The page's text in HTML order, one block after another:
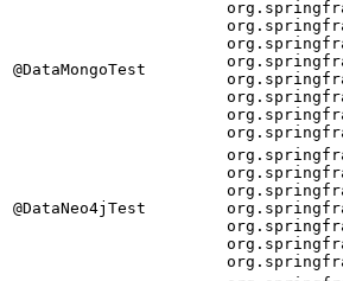
@DataMongoTest
@DataNeo4jTest